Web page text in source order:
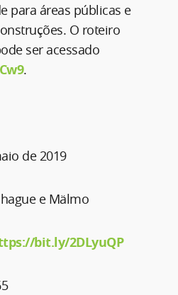
para áreas públicas e
O roteiro
ser acessado
.
de 2019
e Mälmo
bit.ly/2DLyuQP